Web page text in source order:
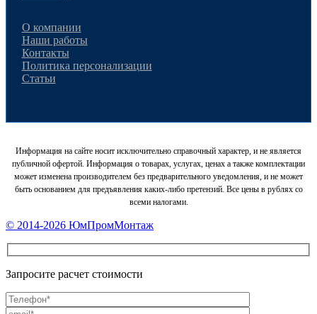
О компании
Наши работы
Контакты
Политика персонализации
Статьи
Информация на сайте носит исключительно справочный характер, и не является
публичной офертой. Информация о товарах, услугах, ценах а также комплектации
может изменена производителем без предварительного уведомления, и не может
быть основанием для предъявления каких-либо претензий. Все цены в рублях со
всеми налогами.
Footer
Content
© 2014-2026 ЮмПромМонтаж
Запросите расчет стоимости